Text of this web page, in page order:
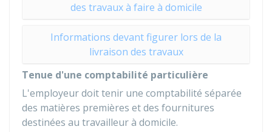
des travaux à faire à domicile
Informations devant figurer lors de la
livraison des travaux
Tenue d'une comptabilité particulière
L'employeur doit tenir une comptabilité séparée
des matières premières et des fournitures
destinées au travailleur à domicile.